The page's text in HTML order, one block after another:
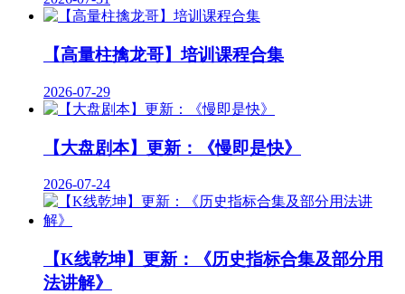
【高量柱擒龙哥】培训课程合集
2026-07-29
【大盘剧本】更新：《慢即是快》
2026-07-24
【K线乾坤】更新：《历史指标合集及部分用
法讲解》